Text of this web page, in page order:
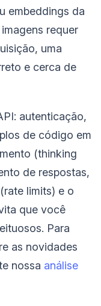
embeddings da
requer
uma
e cerca de
autenticação,
de código em
(thinking
de respostas,
limits) e o
que você
Para
as novidades
nossa análise